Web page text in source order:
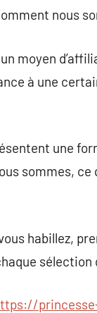
nous
moyen
à une
une
sommes,
habillez,